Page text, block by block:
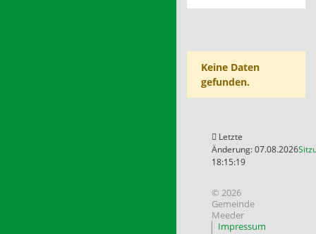
Keine Daten
gefunden.
Letzte
Änderung: 07.08.2026
18:15:19
© 2026
Gemeinde
Meeder
Impressum